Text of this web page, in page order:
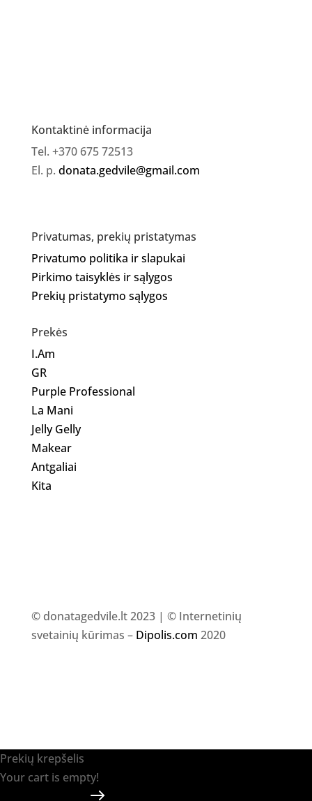
Kontaktinė informacija
Tel. +370 675 72513
El. p. donata.gedvile@gmail.com
Privatumas, prekių pristatymas
Privatumo politika ir slapukai
Pirkimo taisyklės ir sąlygos
Prekių pristatymo sąlygos
Prekės
I.Am
GR
Purple Professional
La Mani
Jelly Gelly
Makear
Antgaliai
Kita
© donatagedvile.lt 2023 | © Internetinių
svetainių kūrimas – Dipolis.com 2020
Prekių krepšelis
Your cart is empty!